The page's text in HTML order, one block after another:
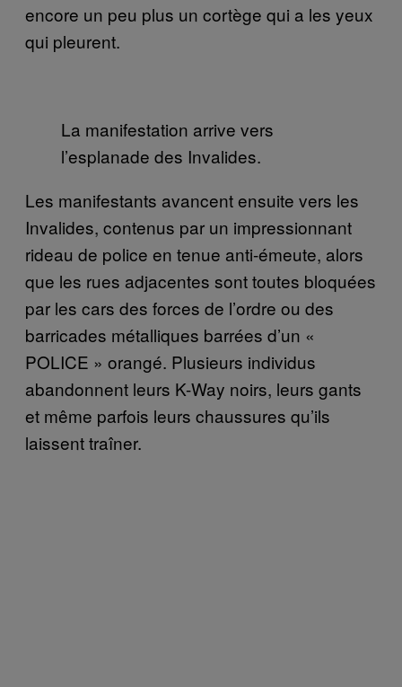
encore un peu plus un cortège qui a les yeux
qui pleurent.
La manifestation arrive vers
l’esplanade des Invalides.
Les manifestants avancent ensuite vers les
Invalides, contenus par un impressionnant
rideau de police en tenue anti-émeute, alors
que les rues adjacentes sont toutes bloquées
par les cars des forces de l’ordre ou des
barricades métalliques barrées d’un «
POLICE » orangé. Plusieurs individus
abandonnent leurs K-Way noirs, leurs gants
et même parfois leurs chaussures qu’ils
laissent traîner.